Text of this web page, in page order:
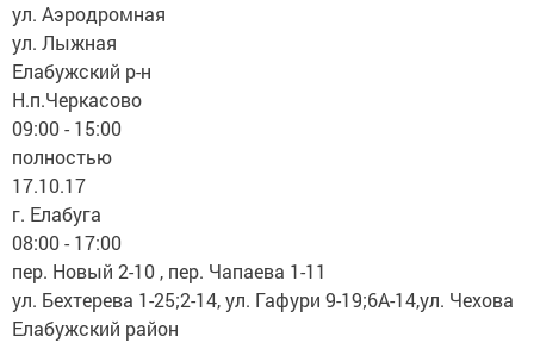
ул. Аэродромная
ул. Лыжная
Елабужский р-н
Н.п.Черкасово
09:00 - 15:00
полностью
17.10.17
г. Елабуга
08:00 - 17:00
пер. Новый 2-10 , пер. Чапаева 1-11
ул. Бехтерева 1-25;2-14, ул. Гафури 9-19;6А-14,ул. Чехова
Елабужский район